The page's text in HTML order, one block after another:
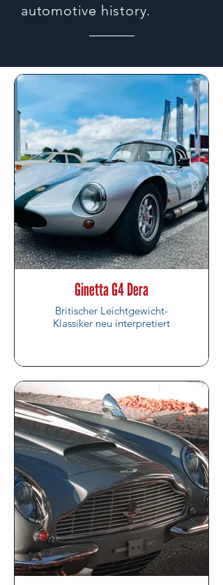
automotive history.
Ginetta G4 Dera
Britischer Leichtgewicht-
Klassiker neu interpretiert